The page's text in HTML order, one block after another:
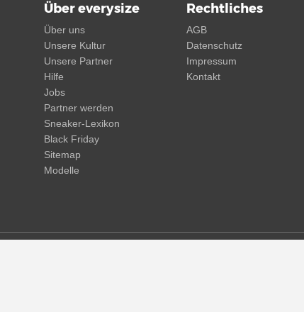
Über everysize
Über uns
Unsere Kultur
Unsere Partner
Hilfe
Jobs
Partner werden
Sneaker-Lexikon
Black Friday
Sitemap
Modelle
Rechtliches
AGB
Datenschutz
Impressum
Kontakt